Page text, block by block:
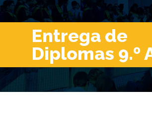
Entrega de
Diplomas 9.º